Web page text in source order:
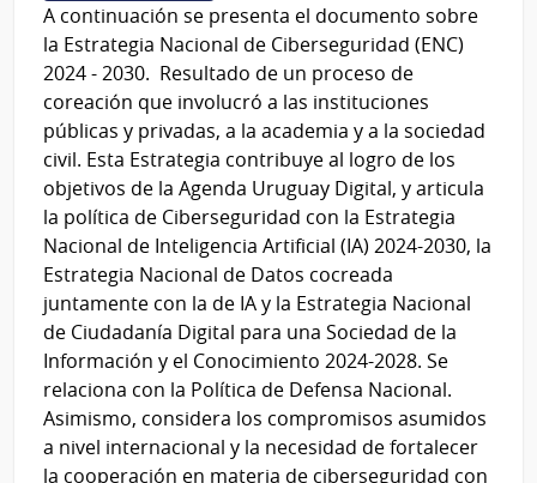
A continuación se presenta el documento sobre
la Estrategia Nacional de Ciberseguridad (ENC)
2024 - 2030. Resultado de un proceso de
coreación que involucró a las instituciones
públicas y privadas, a la academia y a la sociedad
civil. Esta Estrategia contribuye al logro de los
objetivos de la Agenda Uruguay Digital, y articula
la política de Ciberseguridad con la Estrategia
Nacional de Inteligencia Artificial (IA) 2024-2030, la
Estrategia Nacional de Datos cocreada
juntamente con la de IA y la Estrategia Nacional
de Ciudadanía Digital para una Sociedad de la
Información y el Conocimiento 2024-2028. Se
relaciona con la Política de Defensa Nacional.
Asimismo, considera los compromisos asumidos
a nivel internacional y la necesidad de fortalecer
la cooperación en materia de ciberseguridad con